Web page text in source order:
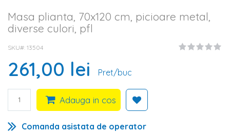
beginning
of
the
gallery
Masa plianta, 70x120 cm, picioare metal,
diverse culori, pfl
SKU# 13504
261,00 lei Pret/buc
Adauga in cos
Comanda asistata de operator